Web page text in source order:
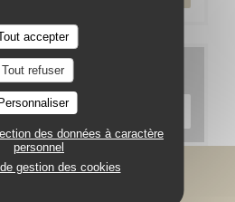
accepter
Tout refuser
des données à caractère
personnel
gestion des cookies
& Menus
NOTRE CARTE